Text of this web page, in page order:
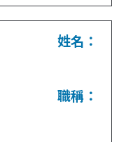
姓名：
職稱：